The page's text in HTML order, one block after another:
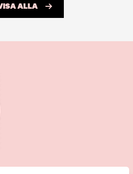
ALLA